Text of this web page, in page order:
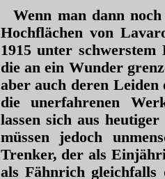
Wenn man dann
Hochflächen von
1915 unter schwerstem
die an ein Wunder
aber auch deren Leiden
die unerfahrenen
lassen sich aus
müssen jedoch
Trenker, der als
als Fähnrich